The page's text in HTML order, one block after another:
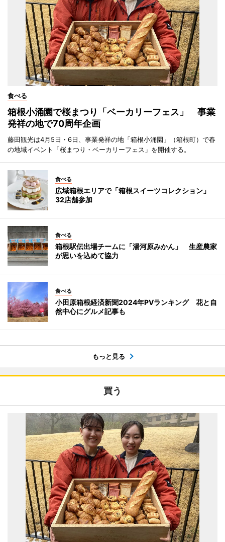
食べる
箱根小涌園で桜まつり「ベーカリーフェス」 事業
発祥の地で70周年企画
藤田観光は4月5日・6日、事業発祥の地「箱根小涌園」（箱根町）で春
の地域イベント「桜まつり・ベーカリーフェス」を開催する。
食べる
広域箱根エリアで「箱根スイーツコレクション」
32店舗参加
食べる
箱根駅伝出場チームに「湯河原みかん」 生産農家
が思いを込めて協力
食べる
小田原箱根経済新聞2024年PVランキング 花と自
然中心にグルメ記事も
もっと見る
買う